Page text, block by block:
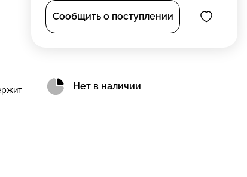
Сообщить о поступлении
Нет в наличии